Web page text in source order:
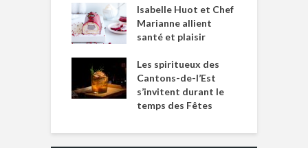
Isabelle Huot et Chef
Marianne allient
santé et plaisir
Les spiritueux des
Cantons-de-l’Est
s’invitent durant le
temps des Fêtes